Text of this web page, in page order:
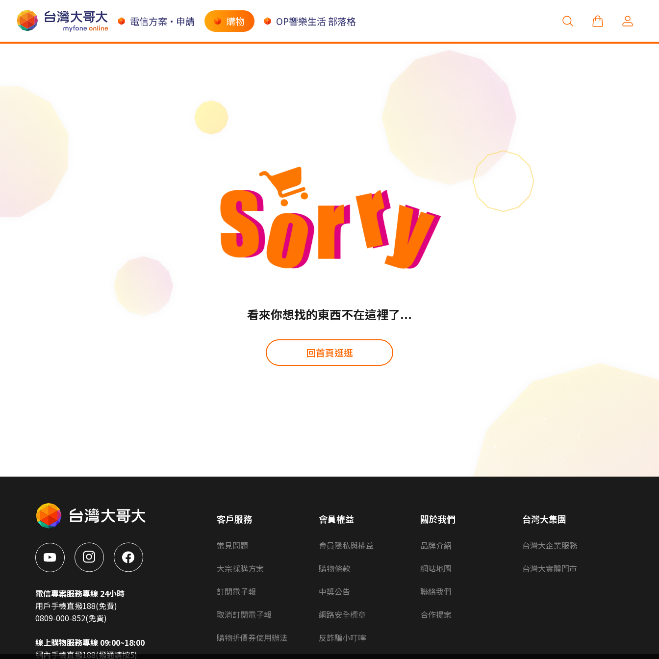
電信方案•申請 購物 OP響樂生活 部落格
看來你想找的東西不在這裡了...
回首頁逛逛
電信專案服務專線 24小時
用戶手機直撥188(免費)
0809-000-852(免費)
線上購物服務專線 09:00~18:00
網內手機直撥188(撥通請按5)
客戶服務
常見問題
大宗採購方案
訂閱電子報
取消訂閱電子報
購物折價券使用辦法
會員權益
會員隱私與權益
購物條款
中獎公告
網路安全標章
反詐騙小叮嚀
關於我們
品牌介紹
網站地圖
聯絡我們
合作提案
台灣大集團
台灣大企業服務
台灣大實體門市